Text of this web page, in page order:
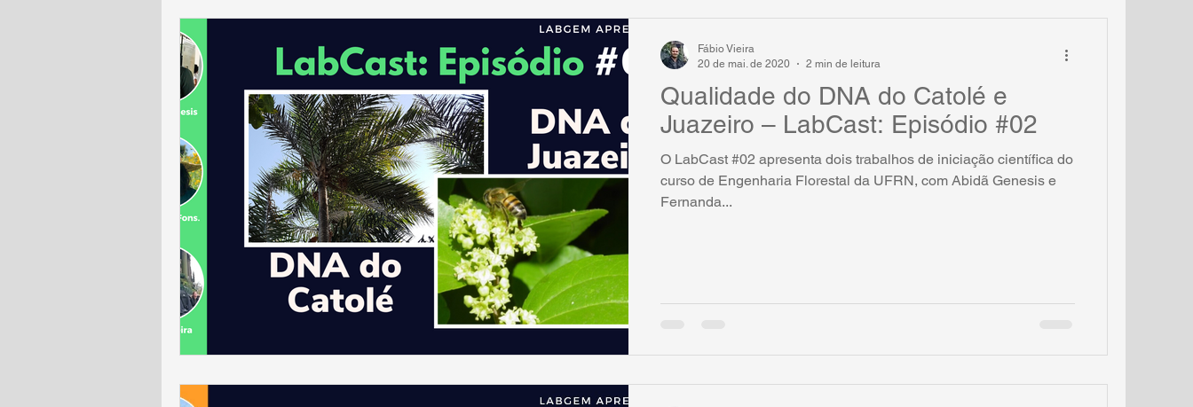
Qualidade do DNA do Catolé e
Juazeiro – LabCast: Episódio #02
O LabCast #02 apresenta dois trabalhos de iniciação científica do
curso de Engenharia Florestal da UFRN, com Abidã Genesis e
Fernanda...
Fábio Vieira
20 de mai. de 2020
2 min de leitura